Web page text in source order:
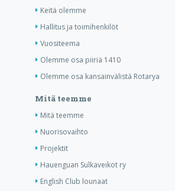
Keitä olemme
Hallitus ja toimihenkilöt
Vuositeema
Olemme osa piiriä 1410
Olemme osa kansainvälistä Rotarya
Mitä teemme
Mitä teemme
Nuorisovaihto
Projektit
Hauenguan Sulkaveikot ry
English Club lounaat